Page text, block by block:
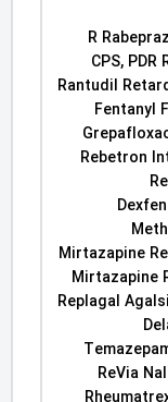
R
CPS,
Rantudil
Fentanyl
Rebetron
Mirtazapine
Mirtazapine
Replagal
ReVia